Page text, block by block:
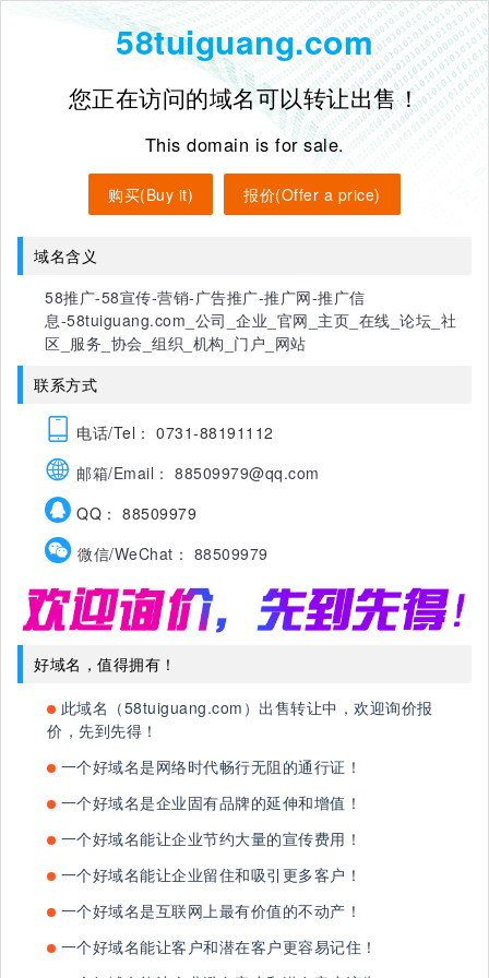
58tuiguang.com
您正在访问的域名可以转让出售！
This domain is for sale.
购买(Buy it) 报价(Offer a price)
域名含义
58推广-58宣传-营销-广告推广-推广网-推广信
息-58tuiguang.com_公司_企业_官网_主页_在线_论坛_社
区_服务_协会_组织_机构_门户_网站
联系方式
电话/Tel： 0731-88191112
邮箱/Email： 88509979@qq.com
QQ： 88509979
微信/WeChat： 88509979
好域名，值得拥有！
此域名（58tuiguang.com）出售转让中，欢迎询价报
价，先到先得！
一个好域名是网络时代畅行无阻的通行证！
一个好域名是企业固有品牌的延伸和增值！
一个好域名能让企业节约大量的宣传费用！
一个好域名能让企业留住和吸引更多客户！
一个好域名是互联网上最有价值的不动产！
一个好域名能让客户和潜在客户更容易记住！